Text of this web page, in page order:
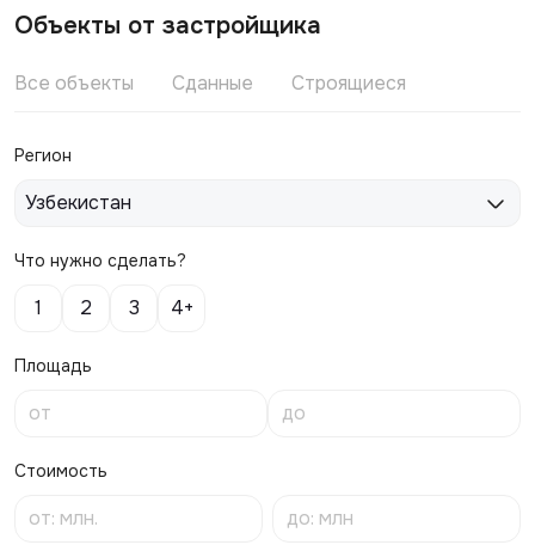
Объекты от застройщика
Все объекты Сданные Строящиеся
Регион
Узбекистан
Что нужно сделать?
1 2 3 4+
Площадь
Стоимость